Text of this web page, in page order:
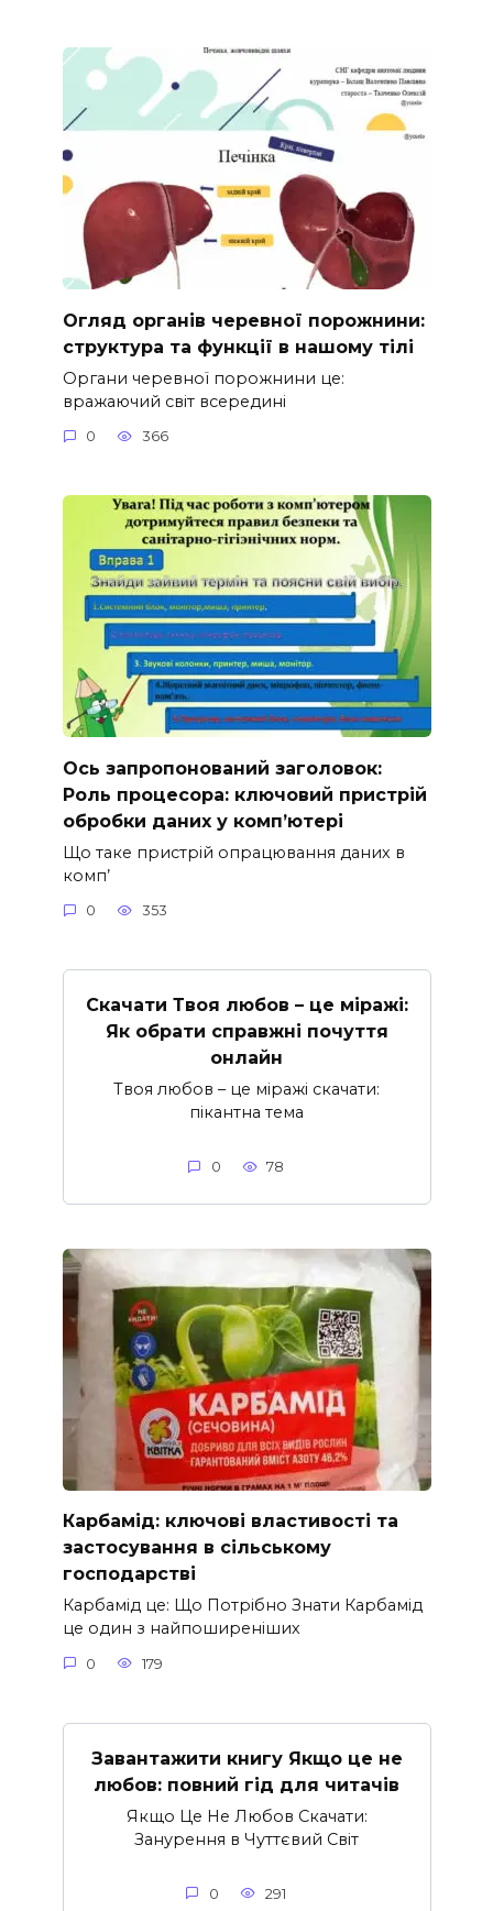
Огляд органів черевної порожнини:
структура та функції в нашому тілі
Органи черевної порожнини це:
вражаючий світ всередині
0 366
Ось запропонований заголовок:
Роль процесора: ключовий пристрій
обробки даних у комп’ютері
Що таке пристрій опрацювання даних в
комп’
0 353
Скачати Твоя любов – це міражі:
Як обрати справжні почуття
онлайн
Твоя любов – це міражі скачати:
пікантна тема
0 78
Карбамід: ключові властивості та
застосування в сільському
господарстві
Карбамід це: Що Потрібно Знати Карбамід
це один з найпоширеніших
0 179
Завантажити книгу Якщо це не
любов: повний гід для читачів
Якщо Це Не Любов Скачати:
Занурення в Чуттєвий Світ
0 291